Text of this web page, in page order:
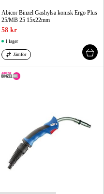
Abicor Binzel Gashylsa konisk Ergo Plus
25/MB 25 15x22mm
58 kr
I lager
Jämför